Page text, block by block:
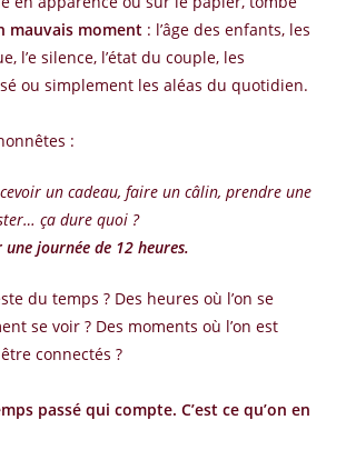
mauvais moment : l’âge des enfants, les
l’e silence, l’état du couple, les
ou simplement les aléas du quotidien.
:
un cadeau, faire un câlin, prendre une
ça dure quoi ?
journée de 12 heures.
du temps ? Des heures où l’on se
se voir ? Des moments où l’on est
connectés ?
passé qui compte. C’est ce qu’on en